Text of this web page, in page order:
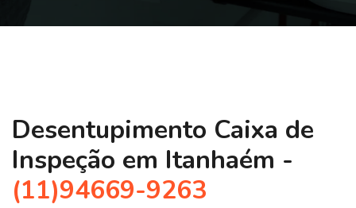
Desentupimento Caixa de
Inspeção em Itanhaém -
(11)94669-9263